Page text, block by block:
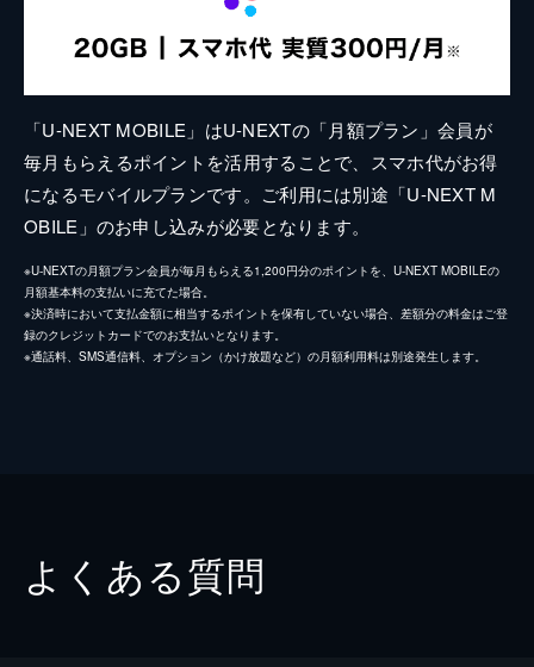
「U-NEXT MOBILE」はU-NEXTの「月額プラン」会員が
毎月もらえるポイントを活用することで、スマホ代がお得
になるモバイルプランです。ご利用には別途「U-NEXT M
OBILE」のお申し込みが必要となります。
※U-NEXTの月額プラン会員が毎月もらえる1,200円分のポイントを、U-NEXT MOBILEの
月額基本料の支払いに充てた場合。
※決済時において支払金額に相当するポイントを保有していない場合、差額分の料金はご登
録のクレジットカードでのお支払いとなります。
※通話料、SMS通信料、オプション（かけ放題など）の月額利用料は別途発生します。
よくある質問